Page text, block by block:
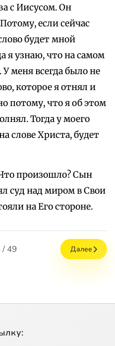
с Иисусом. Он
если сейчас
будет мной
я узнаю, что на самом
У меня всегда было не
которое я отнял и
потому, что я об этом
Тогда у моего
слове Христа, будет
произошло? Сын
суд над миром в Свои
на Его стороне.
/ 49 Далее